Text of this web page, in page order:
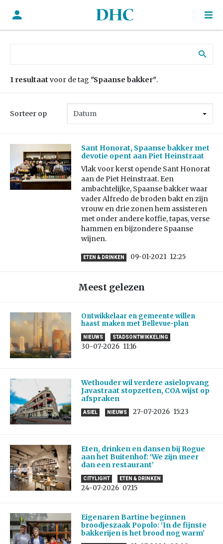
1 resultaat voor de tag "Spaanse bakker".
Sorteer op
Sant Honorat, Spaanse bakker met
devotie opent aan Piet Heinstraat
Vlak voor kerst opende Sant Honorat
aan de Piet Heinstraat. Een
ambachtelijke, Spaanse bakker waar
vader Alfredo de broden bakt en zijn
vrouw en drie zonen hem assisteren
met onder andere koffie, tapas, verse
hammen en bijzondere Spaanse
wijnen.
ETEN & DRINKEN 09-01-2021 12:25
Meest gelezen
Ontwikkelaar en gemeente willen
haast maken met Bellevue-plan
NIEUWS STADSONTWIKKELING
30-07-2026 11:16
Wethouder wil verdere asielopvang
Javastraat stopzetten, COA wijst op
afspraken
ASIEL NIEUWS 27-07-2026 15:23
Eten, drinken en dansen bij Rogue
aan het Buitenhof: ‘We zijn meer
dan een restaurant’
CITYLIGHT ETEN & DRINKEN
24-07-2026 07:15
Eigenaren Bartine beginnen
broodjeszaak Popolo: ‘In de fijnste
bakkerijen is het brood nog warm’